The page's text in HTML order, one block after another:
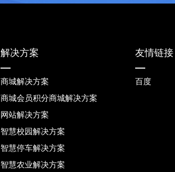
解决方案
商城解决方案
商城会员积分商城解决方案
网站解决方案
智慧校园解决方案
智慧停车解决方案
智慧农业解决方案
友情链接
百度